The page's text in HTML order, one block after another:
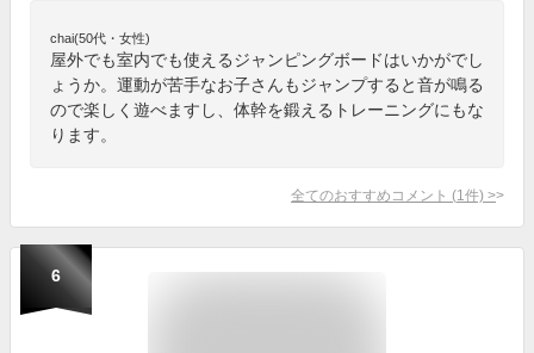
chai(50代・女性)
屋外でも室内でも使えるジャンピングボードはいかがでし
ょうか。運動が苦手なお子さんもジャンプすると音が鳴る
ので楽しく遊べますし、体幹を鍛えるトレーニングにもな
ります。
全てのおすすめコメント (1 件) >
6